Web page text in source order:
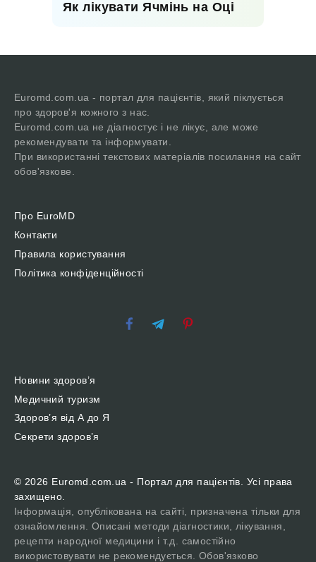
Як лікувати Ячмінь на Оці
Euromd.com.ua - портал для пацієнтів, який піклується
про здоров'я кожного з нас.
Euromd.com.ua не діагностує і не лікує, але може
рекомендувати та інформувати.
При використанні текстових матеріалів посилання на сайт
обов'язкове.
Про EuroMD
Контакти
Правила користування
Політика конфіденційності
Новини здоров’я
Медичний туризм
Здоров’я від А до Я
Секрети здоров’я
© 2026 Euromd.com.ua - Портал для пацієнтів. Усі права
захищено.
Інформація, опублікована на сайті, призначена тільки для
ознайомлення. Описані методи діагностики, лікування,
рецепти народної медицини і т.д. самостійно
використовувати не рекомендується. Обов'язково